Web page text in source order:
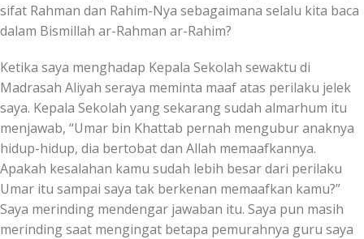
sifat Rahman dan Rahim-Nya sebagaimana selalu kita baca
dalam Bismillah ar-Rahman ar-Rahim?
Ketika saya menghadap Kepala Sekolah sewaktu di
Madrasah Aliyah seraya meminta maaf atas perilaku jelek
saya. Kepala Sekolah yang sekarang sudah almarhum itu
menjawab, “Umar bin Khattab pernah mengubur anaknya
hidup-hidup, dia bertobat dan Allah memaafkannya.
Apakah kesalahan kamu sudah lebih besar dari perilaku
Umar itu sampai saya tak berkenan memaafkan kamu?”
Saya merinding mendengar jawaban itu. Saya pun masih
merinding saat mengingat betapa pemurahnya guru saya